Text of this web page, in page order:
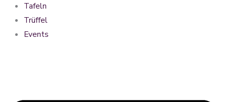
Tafeln
Trüffel
Events